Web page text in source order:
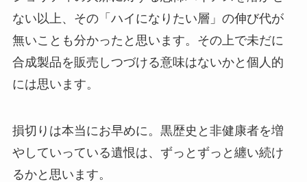
ない以上、その「ハイになりたい層」の伸び代が
無いことも分かったと思います。その上で未だに
合成製品を販売しつづける意味はないかと個人的
には思います。
損切りは本当にお早めに。黒歴史と非健康者を増
やしていっている遺恨は、ずっとずっと纏い続け
るかと思います。